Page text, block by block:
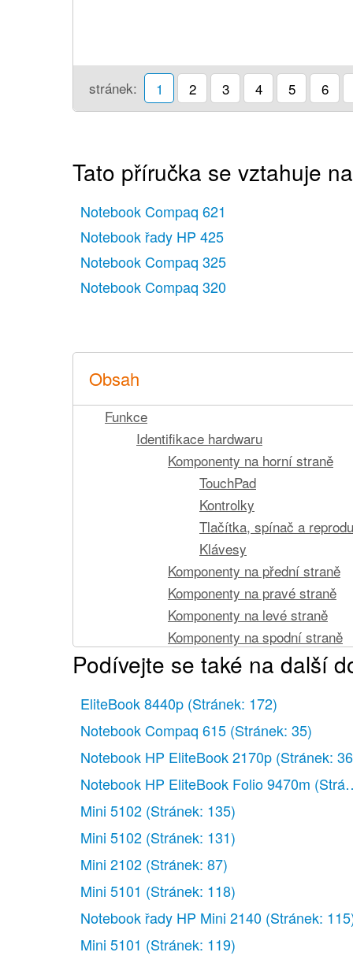
stránek: 1 2 3 4 5 6
Tato příručka se vztahuje
Notebook Compaq 621
Notebook řady HP 425
Notebook Compaq 325
Notebook Compaq 320
Obsah
Funkce
Identifikace hardwaru
Komponenty na horní straně
TouchPad
Kontrolky
Tlačítka, spínač a
Klávesy
Komponenty na přední straně
Komponenty na pravé straně
Komponenty na levé straně
Komponenty na spodní straně
Multimediální součásti
Další hardwarové součásti
Identifikační štítky
Používání bezdrátových zařízení
Určení ikon bezdrátového
Použití ovládacích prvků
Používání klávesy
Použití nástroje Wireless
Použití ovládacích prvků
Použití WLAN
Nastavení WLAN
Ochrana WLAN
Podívejte se také na další
EliteBook 8440p (Stránek: 172)
Notebook Compaq 615 (Stránek: 35)
Notebook HP EliteBook 2170p (Stránek:
Notebook HP EliteBook Folio 9470m
Mini 5102 (Stránek: 135)
Mini 5102 (Stránek: 131)
Mini 2102 (Stránek: 87)
Mini 5101 (Stránek: 118)
Notebook řady HP Mini 2140 (Stránek:
Mini 5101 (Stránek: 119)